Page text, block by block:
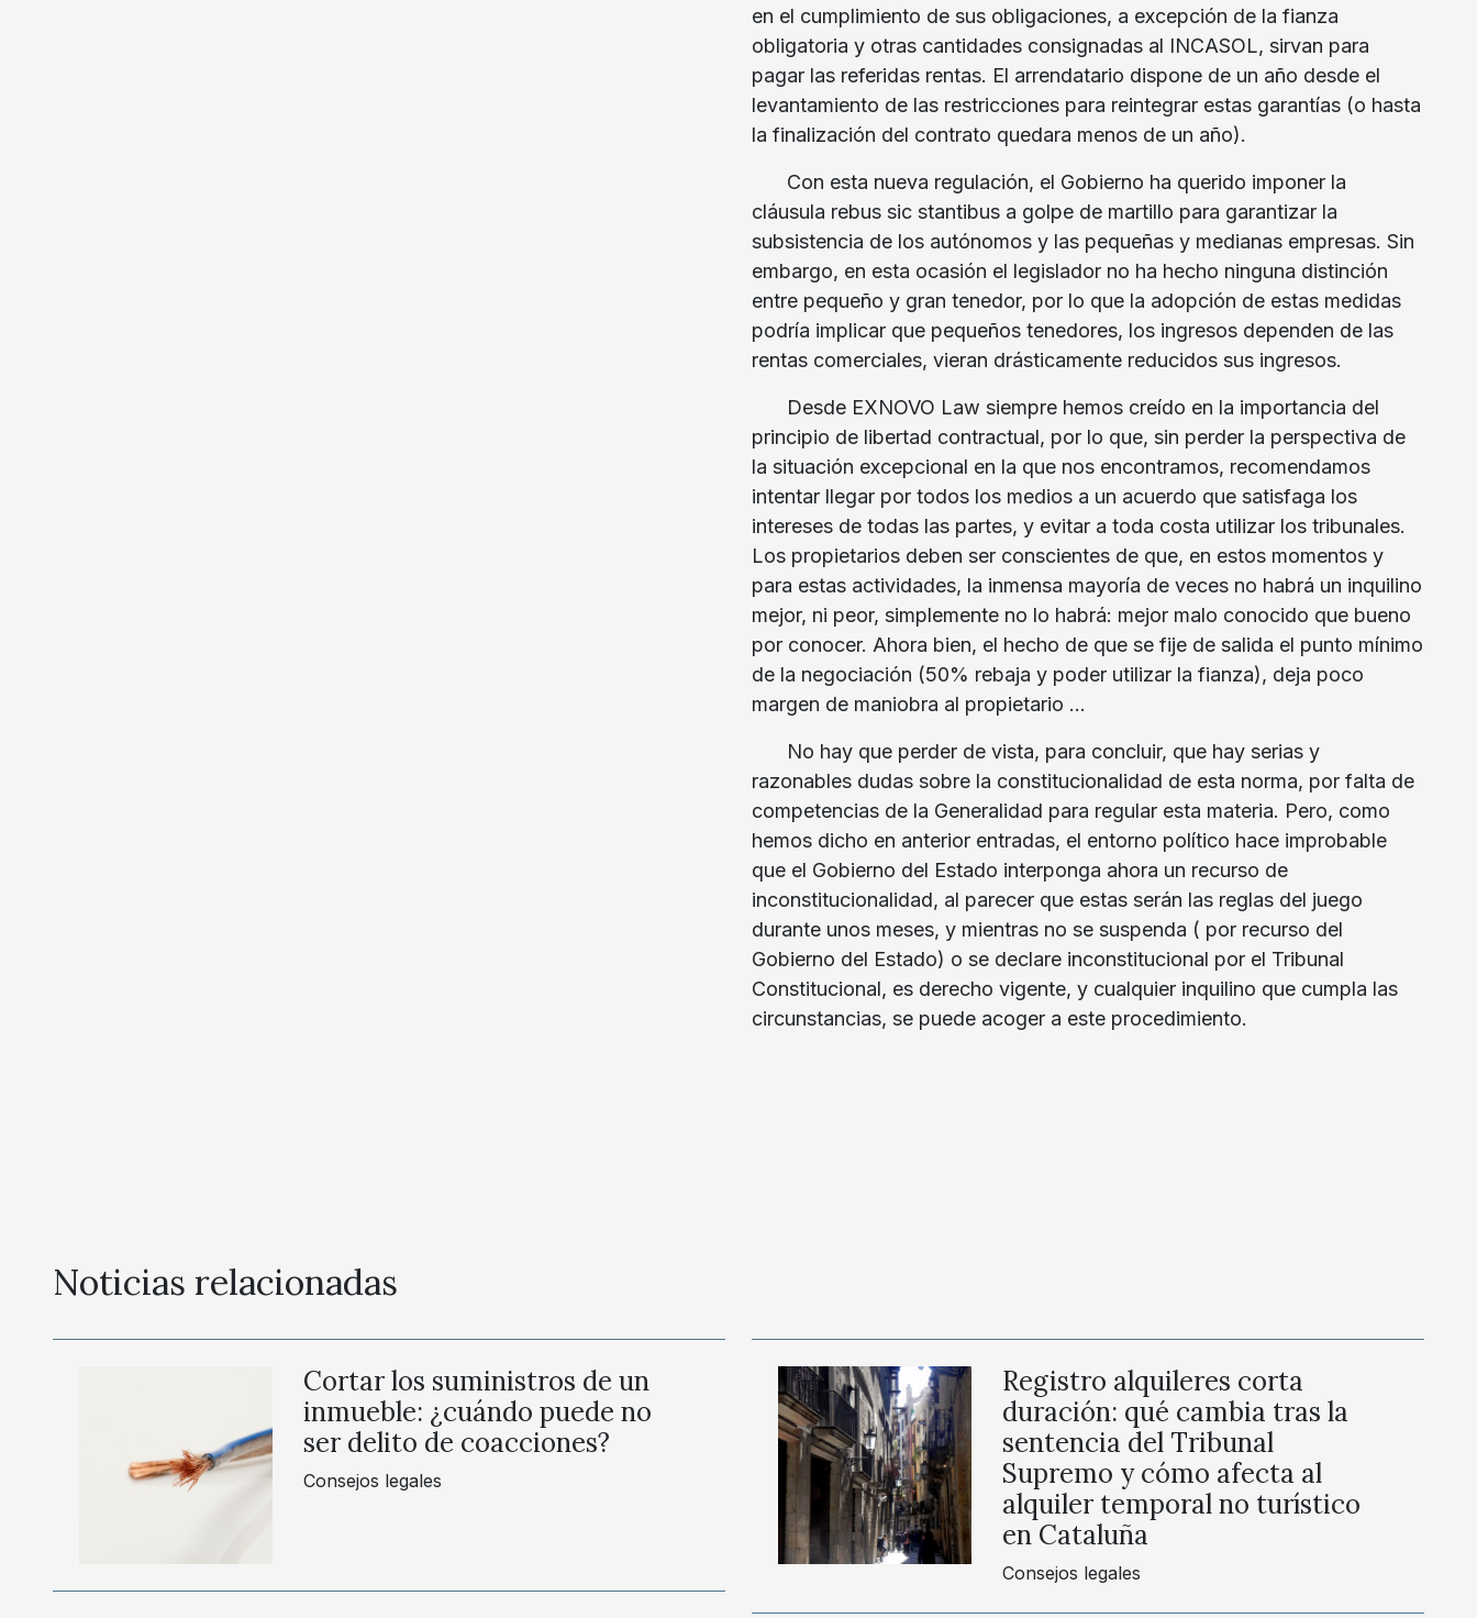
en el cumplimiento de sus obligaciones, a excepción de la fianza
obligatoria y otras cantidades consignadas al INCASOL, sirvan para
pagar las referidas rentas. El arrendatario dispone de un año desde el
levantamiento de las restricciones para reintegrar estas garantías (o hasta
la finalización del contrato quedara menos de un año).
Con esta nueva regulación, el Gobierno ha querido imponer la
cláusula rebus sic stantibus a golpe de martillo para garantizar la
subsistencia de los autónomos y las pequeñas y medianas empresas. Sin
embargo, en esta ocasión el legislador no ha hecho ninguna distinción
entre pequeño y gran tenedor, por lo que la adopción de estas medidas
podría implicar que pequeños tenedores, los ingresos dependen de las
rentas comerciales, vieran drásticamente reducidos sus ingresos.
Desde EXNOVO Law siempre hemos creído en la importancia del
principio de libertad contractual, por lo que, sin perder la perspectiva de
la situación excepcional en la que nos encontramos, recomendamos
intentar llegar por todos los medios a un acuerdo que satisfaga los
intereses de todas las partes, y evitar a toda costa utilizar los tribunales.
Los propietarios deben ser conscientes de que, en estos momentos y
para estas actividades, la inmensa mayoría de veces no habrá un inquilino
mejor, ni peor, simplemente no lo habrá: mejor malo conocido que bueno
por conocer. Ahora bien, el hecho de que se fije de salida el punto mínimo
de la negociación (50% rebaja y poder utilizar la fianza), deja poco
margen de maniobra al propietario …
No hay que perder de vista, para concluir, que hay serias y
razonables dudas sobre la constitucionalidad de esta norma, por falta de
competencias de la Generalidad para regular esta materia. Pero, como
hemos dicho en anterior entradas, el entorno político hace improbable
que el Gobierno del Estado interponga ahora un recurso de
inconstitucionalidad, al parecer que estas serán las reglas del juego
durante unos meses, y mientras no se suspenda ( por recurso del
Gobierno del Estado) o se declare inconstitucional por el Tribunal
Constitucional, es derecho vigente, y cualquier inquilino que cumpla las
circunstancias, se puede acoger a este procedimiento.
Noticias relacionadas
Cortar los suministros de un
inmueble: ¿cuándo puede no
ser delito de coacciones?
Consejos legales
Registro alquileres corta
duración: qué cambia tras la
sentencia del Tribunal
Supremo y cómo afecta al
alquiler temporal no turístico
en Cataluña
Consejos legales